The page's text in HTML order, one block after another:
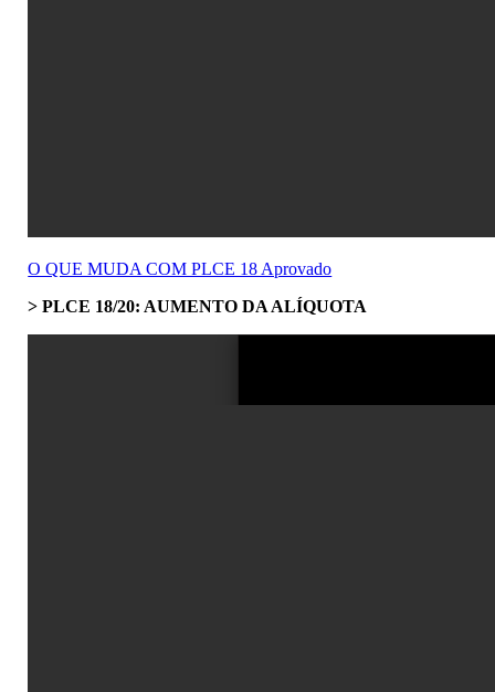
O QUE MUDA COM PLCE 18 Aprovado
> PLCE 18/20: AUMENTO DA ALÍQUOTA